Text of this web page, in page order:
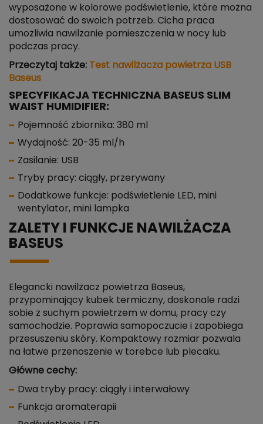
wyposażone w kolorowe podświetlenie, które można
dostosować do swoich potrzeb. Cicha praca
umożliwia nawilżanie pomieszczenia w nocy lub
podczas pracy.
Przeczytaj także: Test nawilżacza powietrza USB
Baseus
SPECYFIKACJA TECHNICZNA BASEUS SLIM
WAIST HUMIDIFIER:
Pojemność zbiornika: 380 ml
Wydajność: 20-35 ml/h
Zasilanie: USB
Tryby pracy: ciągły, przerywany
Dodatkowe funkcje: podświetlenie LED, mini
wentylator, mini lampka
ZALETY I FUNKCJE NAWILŻACZA
BASEUS
Elegancki nawilżacz powietrza Baseus,
przypominający kubek termiczny, doskonale radzi
sobie z suchym powietrzem w domu, pracy czy
samochodzie. Poprawia samopoczucie i zapobiega
przesuszeniu skóry. Kompaktowy rozmiar pozwala
na łatwe przenoszenie w torebce lub plecaku.
Główne cechy:
Dwa tryby pracy: ciągły i interwałowy
Funkcja aromaterapii